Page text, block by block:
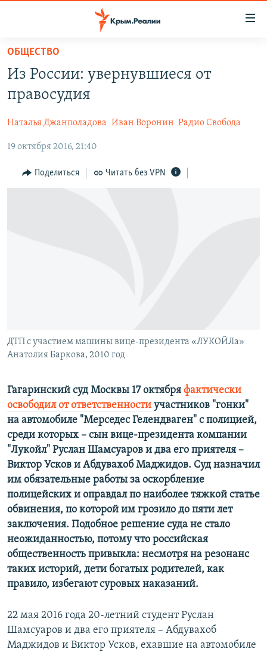
Вернуться
основному
содержанию
Вернутся
навигации
Вернутся
КАРТА ВОЕННЫХ ОБЪЕКТОВ КРЫМА
11 ЛЕТ ОККУПАЦИИ КРЫМА. 11 ИСТОРИЙ СОПРОТИВЛЕНИЯ
ВОДА
ИСТОРИЯ
ЕЩЕ
ИНТЕРАКТИВ
УКРАИНСКАЯ ПРОБЛЕМА КРЫМА
РАДІО СВОБОДА
Все сайты RFE/RL
ОБЩЕСТВО
Из России: увернувшиеся от
правосудия
Наталья Джанполадова Иван Воронин Радио Свобода
19 октября 2016, 21:40
Поделиться Читать без VPN
ДТП с участием машины вице-президента «ЛУКОЙЛа»
Анатолия Баркова, 2010 год
Гагаринский суд Москвы 17 октября фактически
освободил от ответственности участников "гонки"
на автомобиле "Мерседес Гелендваген" с полицией,
среди которых – сын вице-президента компании
"Лукойл" Руслан Шамсуаров и два его приятеля –
Виктор Усков и Абдувахоб Маджидов. Суд назначил
им обязательные работы за оскорбление
полицейских и оправдал по наиболее тяжкой статье
обвинения, по которой им грозило до пяти лет
заключения. Подобное решение суда не стало
неожиданностью, потому что российская
общественность привыкла: несмотря на резонанс
таких историй, дети богатых родителей, как
правило, избегают суровых наказаний.
22 мая 2016 года 20-летний студент Руслан
Шамсуаров и два его приятеля – Абдувахоб
Маджидов и Виктор Усков, ехавшие на автомобиле